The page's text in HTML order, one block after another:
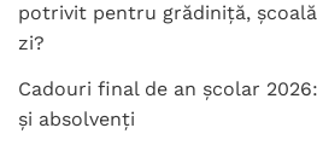
potrivit pentru grădiniță,
zi?
Cadouri final de an școlar
și absolvenți